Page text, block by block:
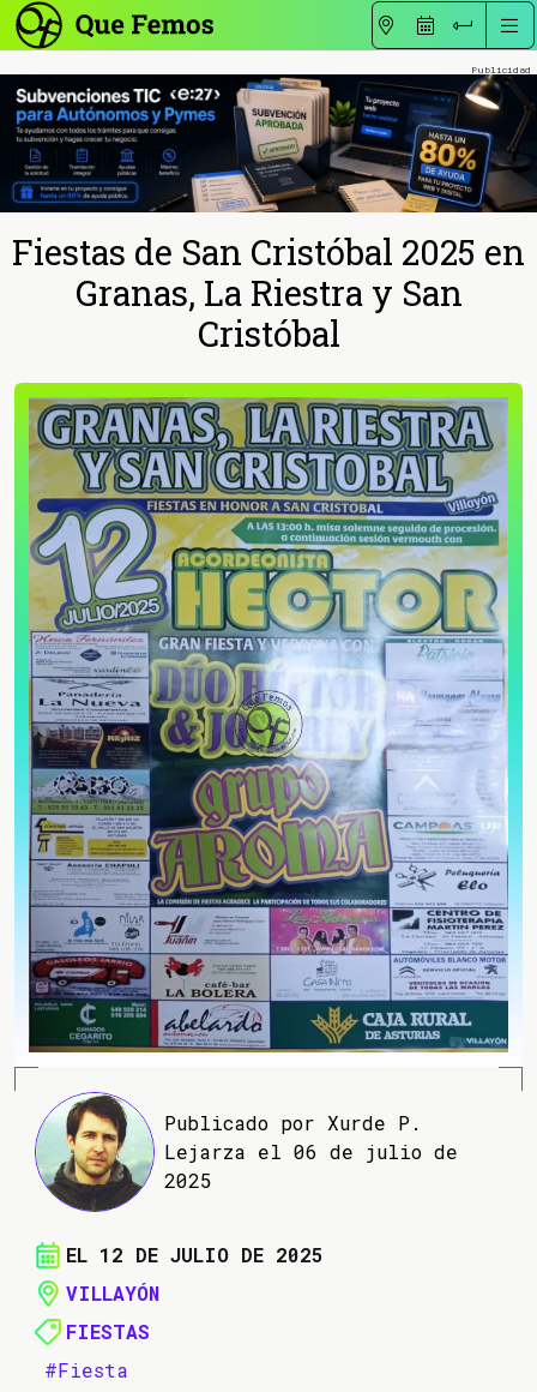
Fiestas de San Cristóbal 2025 en
Granas, La Riestra y San
Cristóbal
Publicado por Xurde P.
Lejarza el 06 de julio de
2025
EL 12 DE JULIO DE 2025
VILLAYÓN
FIESTAS
#Fiesta